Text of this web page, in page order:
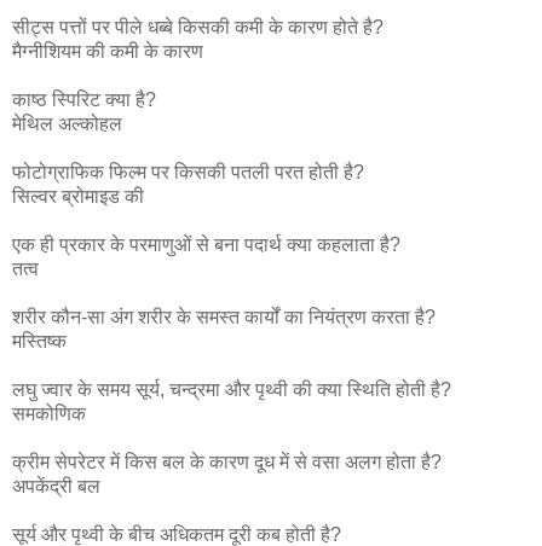
सीट्स पत्तों पर पीले धब्बे किसकी कमी के कारण होते है?
मैग्नीशियम की कमी के कारण
काष्ठ स्पिरिट क्या है?
मेथिल अल्कोहल
फोटोग्राफिक फिल्म पर किसकी पतली परत होती है?
सिल्वर ब्रोमाइड की
एक ही प्रकार के परमाणुओं से बना पदार्थ क्या कहलाता है?
तत्व
शरीर कौन-सा अंग शरीर के समस्त कार्यों का नियंत्रण करता है?
मस्तिष्क
लघु ज्वार के समय सूर्य, चन्द्रमा और पृथ्वी की क्या स्थिति होती है?
समकोणिक
क्रीम सेपरेटर में किस बल के कारण दूध में से वसा अलग होता है?
अपकेंद्री बल
सूर्य और पृथ्वी के बीच अधिकतम दूरी कब होती है?